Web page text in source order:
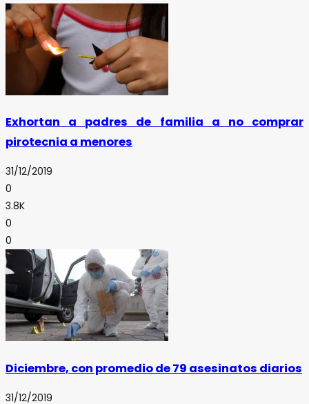
Exhortan a padres de familia a no comprar
pirotecnia a menores
31/12/2019
0
3.8K
0
0
Diciembre, con promedio de 79 asesinatos diarios
31/12/2019